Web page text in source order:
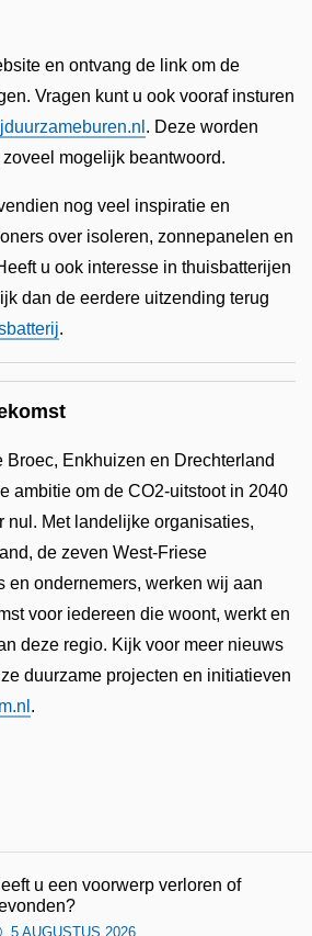
en ontvang de link om de
Vragen kunt u ook vooraf insturen
. Deze worden
mogelijk beantwoord.
nog veel inspiratie en
over isoleren, zonnepanelen en
u ook interesse in thuisbatterijen
dan de eerdere uitzending terug
.
Broec, Enkhuizen en Drechterland
ambitie om de CO2-uitstoot in 2040
nul. Met landelijke organisaties,
de zeven West-Friese
en ondernemers, werken wij aan
voor iedereen die woont, werkt en
deze regio. Kijk voor meer nieuws
duurzame projecten en initiatieven
.
u een voorwerp verloren of
5 AUGUSTUS 2026